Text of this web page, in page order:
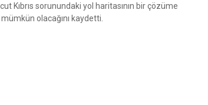
Kıbrıs sorunundaki yol haritasının bir çözüme
olacağını kaydetti.